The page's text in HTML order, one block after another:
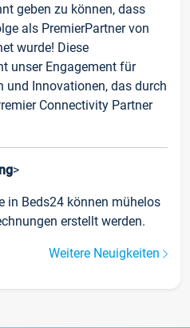
geben zu können, dass
als PremierPartner von
wurde! Diese
unser Engagement für
und Innovationen, das durch
Connectivity Partner
>
in Beds24 können mühelos
erstellt werden.
Weitere Neuigkeiten